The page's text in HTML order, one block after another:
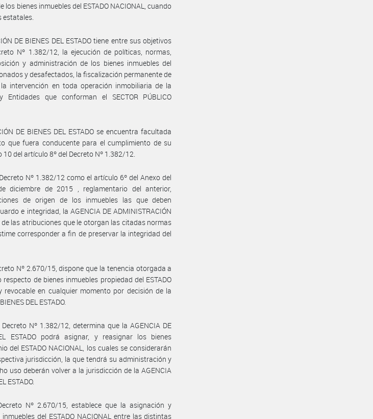
bienes inmuebles del ESTADO NACIONAL, cuando
estatales.
DE BIENES DEL ESTADO tiene entre sus objetivos
Nº 1.382/12, la ejecución de políticas, normas,
y administración de los bienes inmuebles del
y desafectados, la fiscalización permanente de
intervención en toda operación inmobiliaria de la
que conforman el SECTOR PÚBLICO
DE BIENES DEL ESTADO se encuentra facultada
que fuera conducente para el cumplimiento de su
del artículo 8º del Decreto Nº 1.382/12.
Nº 1.382/12 como el artículo 6º del Anexo del
diciembre de 2015 , reglamentario del anterior,
de origen de los inmuebles las que deben
e integridad, la AGENCIA DE ADMINISTRACIÓN
de las atribuciones que le otorgan las citadas normas
corresponder a fin de preservar la integridad del
Nº 2.670/15, dispone que la tenencia otorgada a
de bienes inmuebles propiedad del ESTADO
revocable en cualquier momento por decisión de la
DEL ESTADO.
Nº 1.382/12, determina que la AGENCIA DE
ESTADO podrá asignar, y reasignar los bienes
del ESTADO NACIONAL, los cuales se considerarán
jurisdicción, la que tendrá su administración y
uso deberán volver a la jurisdicción de la AGENCIA
ESTADO.
Nº 2.670/15, establece que la asignación y
del ESTADO NACIONAL entre las distintas